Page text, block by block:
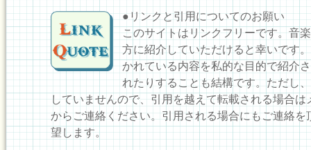
●リンクと引用についてのお願い
このサイトはリンクフリーです。音
方に紹介していただけると幸いです
かれている内容を私的な目的で紹介
れたりすることも結構です。ただし
していませんので、引用を越えて転載される場合は
からご連絡ください。引用される場合にもご連絡を
望します。